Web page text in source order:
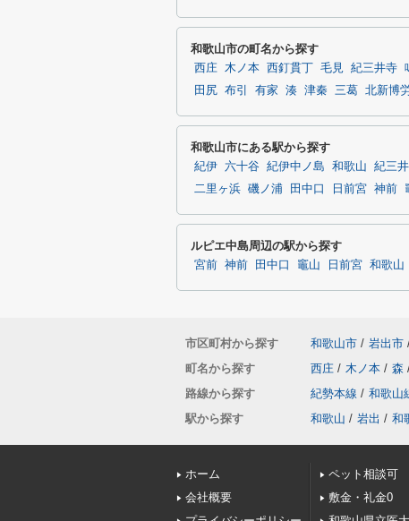
和歌山市の町名から探す
西庄 木ノ本 西釘貫丁 毛見 紀三井寺
田尻 布引 有家 湊 津秦 三葛 北新博労
和歌山市にある駅から探す
紀伊 六十谷 紀伊中ノ島 和歌山 紀三
二里ヶ浜 磯ノ浦 田中口 日前宮 神前
ルピエ中島周辺の駅から探す
宮前 神前 田中口 竈山 日前宮 和歌山
市区町村から探す 和歌山市 / 岩出市
町名から探す
西庄 / 木ノ本 / 森
路線から探す
紀勢本線 / 和歌山
駅から探す
和歌山 / 岩出 / 和
ホーム
会社概要
ペット相談可
敷金・礼金0